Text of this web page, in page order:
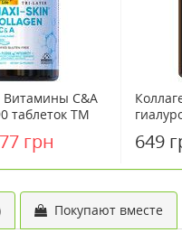
Витамины С&А
таблеток ТМ
грн 649
Покупают вместе